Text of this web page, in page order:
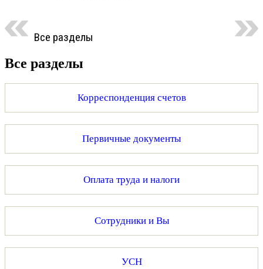
Все разделы
Все разделы
Корреспонденция счетов
Первичные документы
Оплата труда и налоги
Сотрудники и Вы
УСН